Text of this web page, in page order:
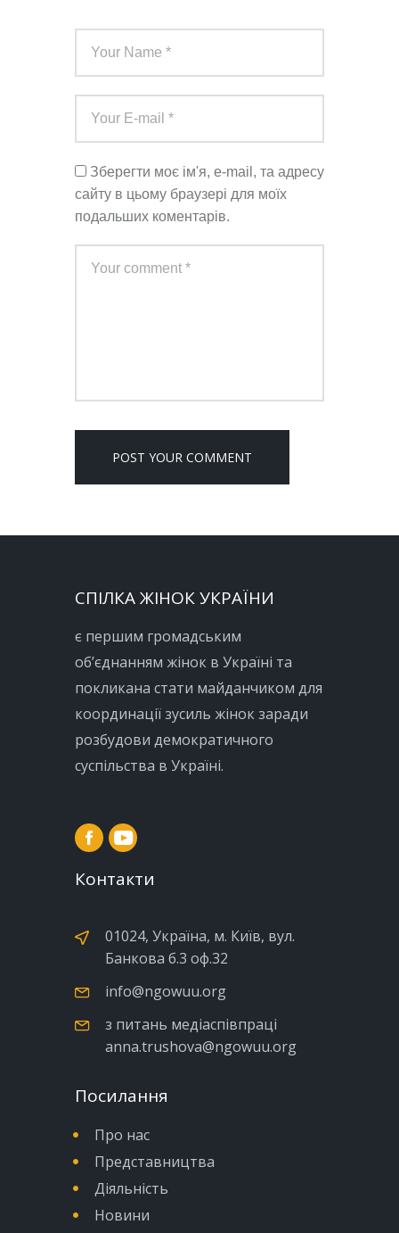
Зберегти моє ім'я, e-mail, та адресу
сайту в цьому браузері для моїх
подальших коментарів.
СПІЛКА ЖІНОК УКРАЇНИ
є першим громадським
об’єднанням жінок в Україні та
покликана стати майданчиком для
координації зусиль жінок заради
розбудови демократичного
суспільства в Україні.
Контакти
01024, Україна, м. Київ, вул.
Банкова б.3 оф.32
info@ngowuu.org
з питань медіаспівпраці
anna.trushova@ngowuu.org
Посилання
Про нас
Представництва
Діяльність
Новини